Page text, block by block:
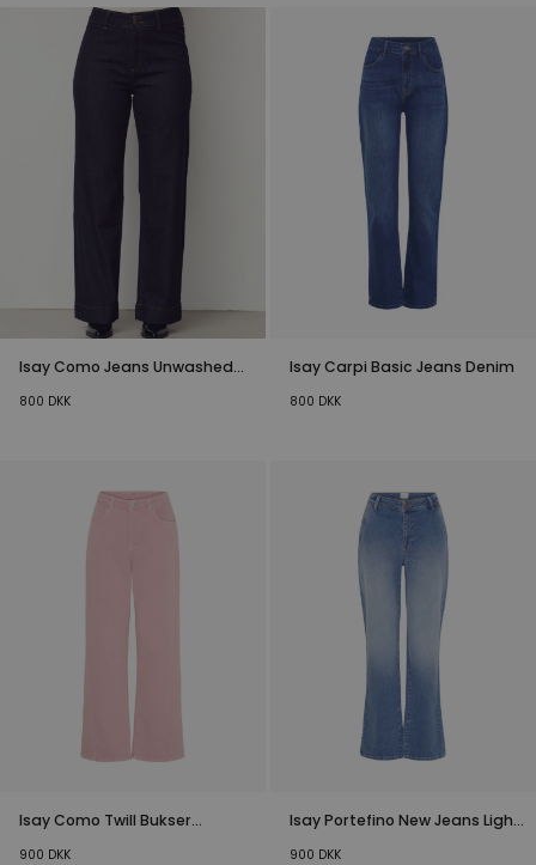
Isay Como Jeans Unwashed
800 DKK
Isay Carpi Basic Jeans Denim
800 DKK
Isay Como Twill Bukser
900 DKK
Isay Portefino New Jeans Light
900 DKK